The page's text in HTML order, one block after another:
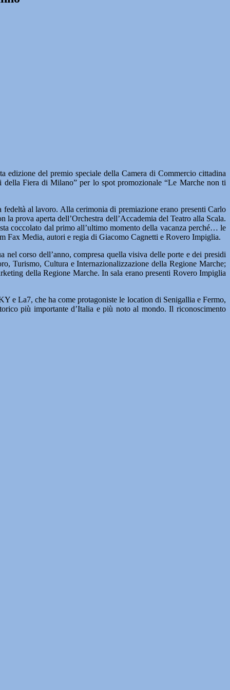
edizione del premio speciale della Camera di Commercio cittadina
Fiera di Milano” per lo spot promozionale “Le Marche non ti
al lavoro. Alla cerimonia di premiazione erano presenti Carlo
prova aperta dell’Orchestra dell’Accademia del Teatro alla Scala.
coccolato dal primo all’ultimo momento della vacanza perché… le
Fax Media, autori e regia di Giacomo Cagnetti e Rovero Impiglia.
corso dell’anno, compresa quella visiva delle porte e dei presidi
Turismo, Cultura e Internazionalizzazione della Regione Marche;
della Regione Marche. In sala erano presenti Rovero Impiglia
e La7, che ha come protagoniste le location di Senigallia e Fermo,
più importante d’Italia e più noto al mondo. Il riconoscimento